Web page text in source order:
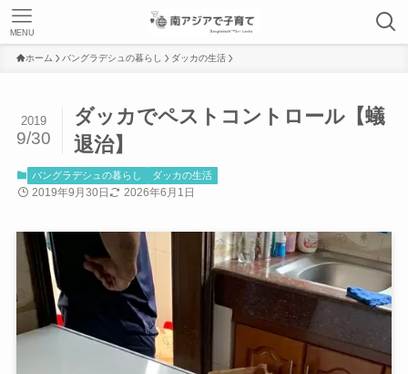
MENU
ホーム バングラデシュの暮らし ダッカの生活
ダッカでペストコントロール【蟻
退治】
2019
9/30
バングラデシュの暮らし ダッカの生活
2019年9月30日 2026年6月1日